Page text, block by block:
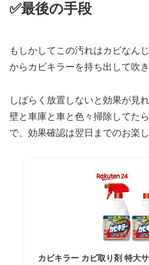
✅最後の手段
もしかしてこの汚れはカビなん
からカビキラーを持ち出して吹
しばらく放置しないと効果が見
壁と車庫と車と色々掃除してた
で、効果確認は翌日までのお楽し
カビキラー カビ取り剤 特大